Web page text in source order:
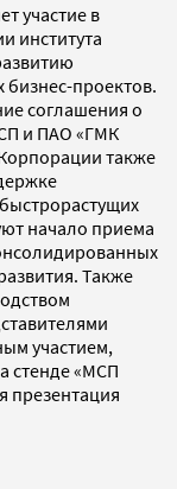
участие в
института
проектов.
соглашения о
и ПАО «ГМК
также
начало приема
Также
участием,
стенде «МСП
презентация